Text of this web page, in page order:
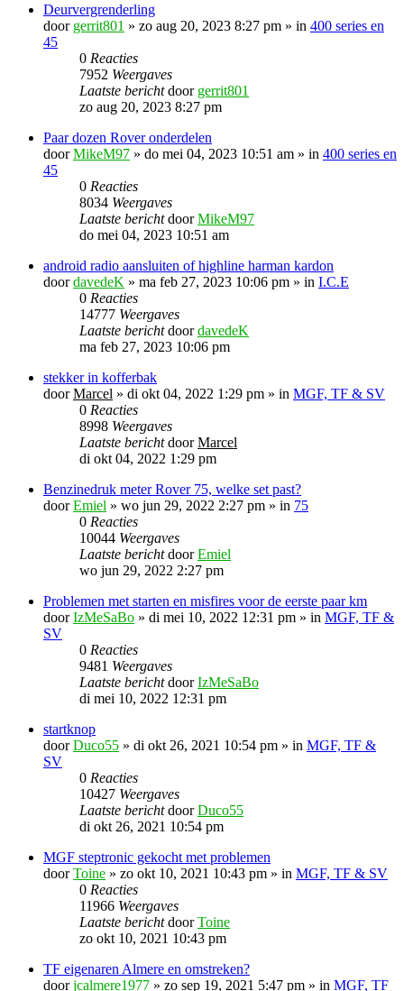
Deurvergrenderling
door gerrit801 » zo aug 20, 2023 8:27 pm » in 400 series en
45
0 Reacties
7952 Weergaves
Laatste berichtdoor gerrit801
zo aug 20, 2023 8:27 pm
Paar dozen Rover onderdelen
doorMikeM97 » do mei 04, 2023 10:51 am » in 400 series en
45
0 Reacties
8034 Weergaves
Laatste berichtdoorMikeM97
do mei 04, 2023 10:51 am
android radio aansluiten of highline harman kardon
doordavedeK » ma feb 27, 2023 10:06 pm » in I.C.E
0 Reacties
14777 Weergaves
Laatste berichtdoordavedeK
ma feb 27, 2023 10:06 pm
stekker in kofferbak
doorMarcel » di okt 04, 2022 1:29 pm » in MGF, TF & SV
0 Reacties
8998 Weergaves
Laatste berichtdoorMarcel
di okt 04, 2022 1:29 pm
Benzinedruk meter Rover 75, welke set past?
doorEmiel » wo jun 29, 2022 2:27 pm » in 75
0 Reacties
10044 Weergaves
Laatste berichtdoorEmiel
wo jun 29, 2022 2:27 pm
Problemen met starten en misfires voor de eerste paar km
doorIzMeSaBo » di mei 10, 2022 12:31 pm » in MGF, TF &
SV
0 Reacties
9481 Weergaves
Laatste berichtdoorIzMeSaBo
di mei 10, 2022 12:31 pm
startknop
doorDuco55 » di okt 26, 2021 10:54 pm » in MGF, TF &
SV
0 Reacties
10427 Weergaves
Laatste berichtdoorDuco55
di okt 26, 2021 10:54 pm
MGF steptronic gekocht met problemen
doorToine » zo okt 10, 2021 10:43 pm » in MGF, TF & SV
0 Reacties
11966 Weergaves
Laatste berichtdoorToine
zo okt 10, 2021 10:43 pm
TF eigenaren Almere en omstreken?
doorjcalmere1977 » zo sep 19, 2021 5:47 pm » in MGF, TF